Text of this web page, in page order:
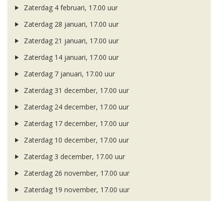
Zaterdag 4 februari, 17.00 uur
Zaterdag 28 januari, 17.00 uur
Zaterdag 21 januari, 17.00 uur
Zaterdag 14 januari, 17.00 uur
Zaterdag 7 januari, 17.00 uur
Zaterdag 31 december, 17.00 uur
Zaterdag 24 december, 17.00 uur
Zaterdag 17 december, 17.00 uur
Zaterdag 10 december, 17.00 uur
Zaterdag 3 december, 17.00 uur
Zaterdag 26 november, 17.00 uur
Zaterdag 19 november, 17.00 uur